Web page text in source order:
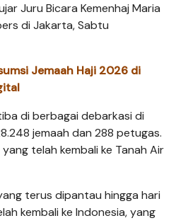
Juru Bicara Kemenhaj Maria
di Jakarta, Sabtu
Jemaah Haji 2026 di
di berbagai debarkasi di
jemaah dan 288 petugas.
telah kembali ke Tanah Air
terus dipantau hingga hari
kembali ke Indonesia, yang